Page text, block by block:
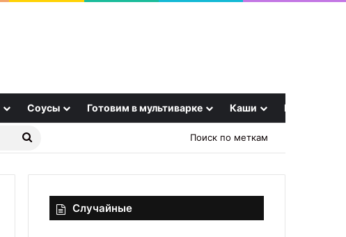
Соусы Готовим в мультиварке Каши Еще
Найти
Поиск по меткам
Случайные